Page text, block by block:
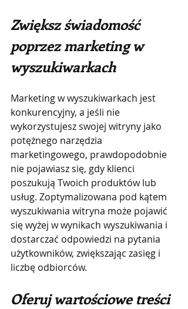
Zwiększ świadomość
poprzez marketing w
wyszukiwarkach
Marketing w wyszukiwarkach jest
konkurencyjny, a jeśli nie
wykorzystujesz swojej witryny jako
potężnego narzędzia
marketingowego, prawdopodobnie
nie pojawiasz się, gdy klienci
poszukują Twoich produktów lub
usług. Zoptymalizowana pod kątem
wyszukiwania witryna może pojawić
się wyżej w wynikach wyszukiwania i
dostarczać odpowiedzi na pytania
użytkowników, zwiększając zasięg i
liczbę odbiorców.
Oferuj wartościowe treści